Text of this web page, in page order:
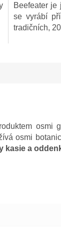
hvězdiček.
Beefeater je
se vyrábí
tradičních,
osmi
osmi
kasie a